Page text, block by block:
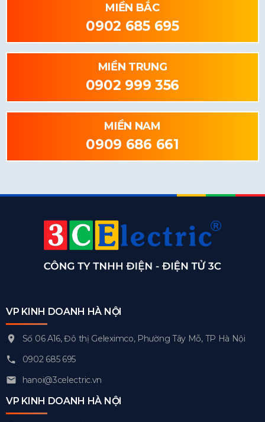
MIỀN BẮC
0902 685 695
MIỀN TRUNG
0902 999 356
MIỀN NAM
0909 686 661
VP KINH DOANH HÀ NỘI
Số 06 A16, Đô thị Geleximco, Phường Tây Mỗ, TP Hà Nội
0902 685 695
hanoi@3celectric.vn
VP KINH DOANH HÀ NỘI